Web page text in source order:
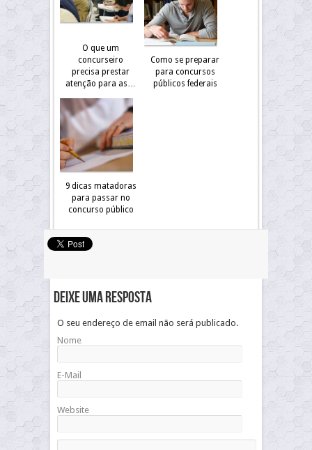
O que um
concurseiro
precisa prestar
atenção para as…
Como se preparar
para concursos
públicos federais
9 dicas matadoras
para passar no
concurso público
Deixe uma resposta
O seu endereço de email não será publicado.
Nome
E-Mail
Website